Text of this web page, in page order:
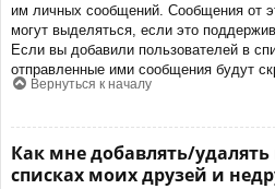
им личных сообщений. Сообщения от
могут выделяться, если это
Если вы добавили пользователей в
отправленные ими сообщения будут
Вернуться к началу
Как мне добавлять/удалять
списках моих друзей и